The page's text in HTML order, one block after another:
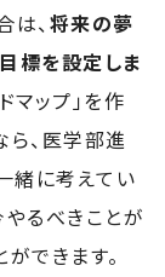
、 将来の夢
標を設定しま
マップ」を作
ら、医学部進
緒に考えてい
るべきことが
できます。